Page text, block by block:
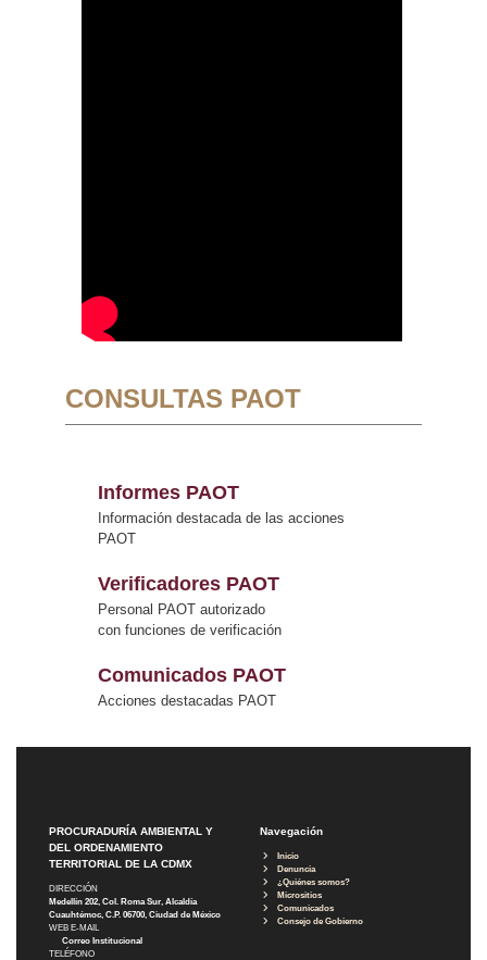
CONSULTAS PAOT
Informes PAOT
Información destacada de las acciones
PAOT
Verificadores PAOT
Personal PAOT autorizado
con funciones de verificación
Comunicados PAOT
Acciones destacadas PAOT
PROCURADURÍA AMBIENTAL Y
DEL ORDENAMIENTO
TERRITORIAL DE LA CDMX
DIRECCIÓN
Medellín 202, Col. Roma Sur, Alcaldía
Cuauhtémoc, C.P. 06700, Ciudad de México
WEB E-MAIL
Correo Institucional
TELÉFONO
Navegación
Inicio
Denuncia
¿Quiénes somos?
Micrositios
Comunicados
Consejo de Gobierno